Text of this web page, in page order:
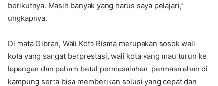
berikutnya. Masih banyak yang harus saya pelajari,”
ungkapnya.
Di mata Gibran, Wali Kota Risma merupakan sosok wali
kota yang sangat berprestasi, wali kota yang mau turun ke
lapangan dan paham betul permasalahan-permasalahan di
kampung serta bisa memberikan solusi yang cepat dan